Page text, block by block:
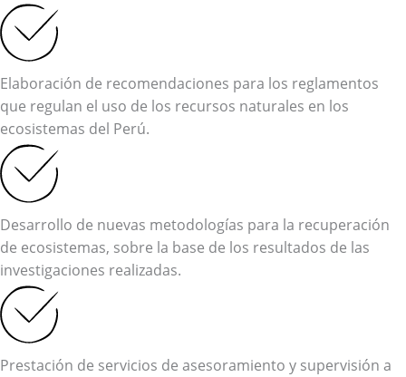
Elaboración de recomendaciones para los reglamentos
que regulan el uso de los recursos naturales en los
ecosistemas del Perú.
Desarrollo de nuevas metodologías para la recuperación
de ecosistemas, sobre la base de los resultados de las
investigaciones realizadas.
Prestación de servicios de asesoramiento y supervisión a